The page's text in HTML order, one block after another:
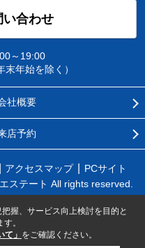
い合わせ
～19:00
末年始を除く）
社概要
店予約
アクセスマップ
PCサイト
ステート All rights reserved.
握、サービス向上検討を目的と
。
て」 をご確認ください。